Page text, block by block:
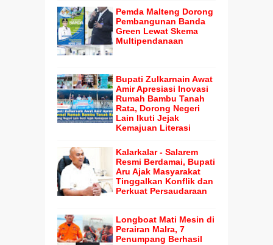
Pemda Malteng Dorong
Pembangunan Banda
Green Lewat Skema
Multipendanaan
Bupati Zulkarnain Awat
Amir Apresiasi Inovasi
Rumah Bambu Tanah
Rata, Dorong Negeri
Lain Ikuti Jejak
Kemajuan Literasi
Kalarkalar - Salarem
Resmi Berdamai, Bupati
Aru Ajak Masyarakat
Tinggalkan Konflik dan
Perkuat Persaudaraan
Longboat Mati Mesin di
Perairan Malra, 7
Penumpang Berhasil